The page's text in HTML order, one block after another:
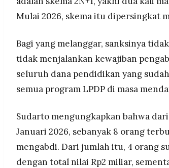
Mulai 2026, skema itu dipersingkat
Bagi yang melanggar, sanksinya
tidak menjalankan kewajiban
seluruh dana pendidikan yang
semua program LPDP di masa
Sudarto mengungkapkan bahwa
Januari 2026, sebanyak 8 orang
mengabdi. Dari jumlah itu, 4 orang
dengan total nilai Rp2 miliar,